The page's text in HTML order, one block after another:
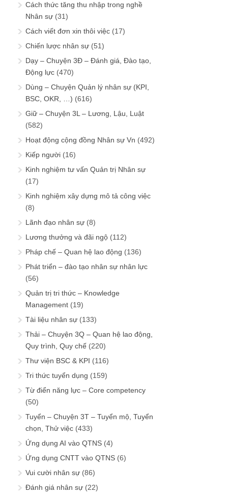
Cách thức tăng thu nhập trong nghề
Nhân sự (31)
Cách viết đơn xin thôi việc (17)
Chiến lược nhân sự (51)
Dạy – Chuyện 3Đ – Đánh giá, Đào tạo,
Động lực (470)
Dùng – Chuyện Quản lý nhân sự (KPI,
BSC, OKR, …) (616)
Giữ – Chuyện 3L – Lương, Lậu, Luật
(582)
Hoạt động cộng đồng Nhân sự Vn (492)
Kiếp người (16)
Kinh nghiệm tư vấn Quản trị Nhân sự
(17)
Kinh nghiệm xây dựng mô tả công việc
(8)
Lãnh đạo nhân sự (8)
Lương thưởng và đãi ngộ (112)
Pháp chế – Quan hệ lao động (136)
Phát triển – đào tạo nhân sự nhân lực
(56)
Quản trị tri thức – Knowledge
Management (19)
Tài liệu nhân sự (133)
Thải – Chuyện 3Q – Quan hệ lao động,
Quy trình, Quy chế (220)
Thư viện BSC & KPI (116)
Tri thức tuyển dụng (159)
Từ điển năng lực – Core competency
(50)
Tuyển – Chuyện 3T – Tuyển mộ, Tuyển
chọn, Thử việc (433)
Ứng dụng AI vào QTNS (4)
Ứng dụng CNTT vào QTNS (6)
Vui cười nhân sự (86)
Đánh giá nhân sự (22)